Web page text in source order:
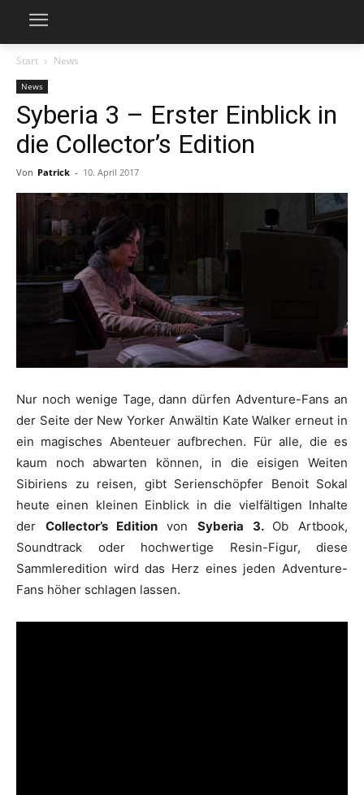
Start News
News
Syberia 3 – Erster Einblick in
die Collector’s Edition
Von Patrick - 10. April 2017
Nur noch wenige Tage, dann dürfen Adventure-Fans an
der Seite der New Yorker Anwältin Kate Walker erneut in
ein magisches Abenteuer aufbrechen. Für alle, die es
kaum noch abwarten können, in die eisigen Weiten
Sibiriens zu reisen, gibt Serienschöpfer Benoit Sokal
heute einen kleinen Einblick in die vielfältigen Inhalte
der Collector’s Editionvon Syberia 3.
Ob Artbook,
Soundtrack oder hochwertige Resin-Figur, diese
Sammleredition wird das Herz eines jeden Adventure-
Fans höher schlagen lassen.